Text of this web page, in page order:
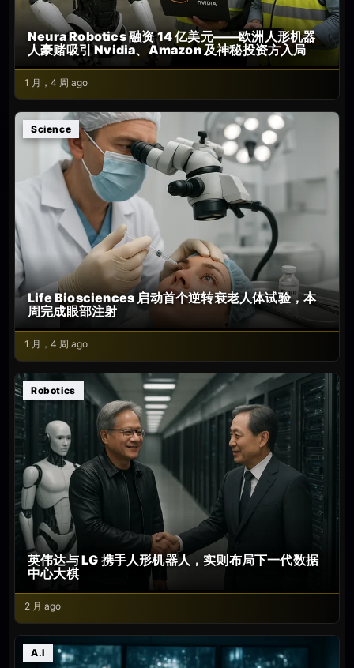
Neura Robotics 融资 14 亿美元——欧洲人形机器
人豪赌吸引 Nvidia、Amazon 及神秘投资方入局
1 月，4 周 ago
Science
Life Biosciences 启动首个逆转衰老人体试验，本
周完成眼部注射
1 月，4 周 ago
Robotics
英伟达与 LG 携手人形机器人，实则布局下一代数据
中心大棋
2 月 ago
A.I